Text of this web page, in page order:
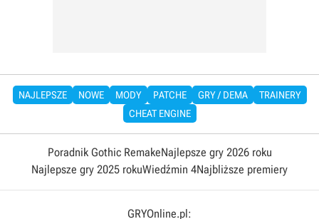
NAJLEPSZE NOWE MODY PATCHE GRY / DEMA
TRAINERY
CHEAT ENGINE
Poradnik Gothic RemakeNajlepsze gry 2026 roku
Najlepsze gry 2025 rokuWiedźmin 4Najbliższe premiery
GRYOnline.pl: